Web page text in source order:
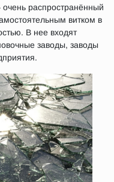
распространённый
витком в
В нее входят
заводы, заводы